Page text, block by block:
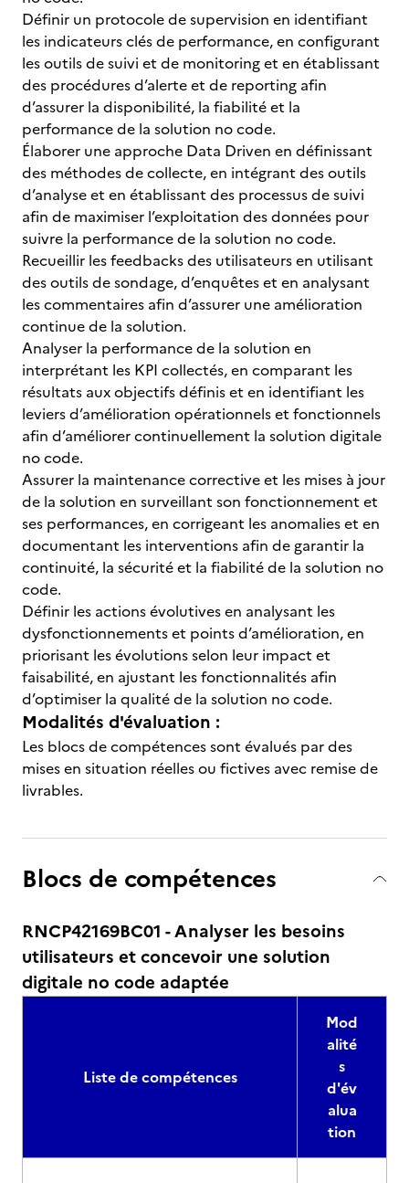
Définir un protocole de supervision en identifiant
les indicateurs clés de performance, en configurant
les outils de suivi et de monitoring et en établissant
des procédures d’alerte et de reporting afin
d’assurer la disponibilité, la fiabilité et la
performance de la solution no code.
Élaborer une approche Data Driven en définissant
des méthodes de collecte, en intégrant des outils
d’analyse et en établissant des processus de suivi
afin de maximiser l’exploitation des données pour
suivre la performance de la solution no code.
Recueillir les feedbacks des utilisateurs en utilisant
des outils de sondage, d’enquêtes et en analysant
les commentaires afin d’assurer une amélioration
continue de la solution.
Analyser la performance de la solution en
interprétant les KPI collectés, en comparant les
résultats aux objectifs définis et en identifiant les
leviers d’amélioration opérationnels et fonctionnels
afin d’améliorer continuellement la solution digitale
no code.
Assurer la maintenance corrective et les mises à jour
de la solution en surveillant son fonctionnement et
ses performances, en corrigeant les anomalies et en
documentant les interventions afin de garantir la
continuité, la sécurité et la fiabilité de la solution no
code.
Définir les actions évolutives en analysant les
dysfonctionnements et points d’amélioration, en
priorisant les évolutions selon leur impact et
faisabilité, en ajustant les fonctionnalités afin
d’optimiser la qualité de la solution no code.
Modalités d'évaluation :
Les blocs de compétences sont évalués par des
mises en situation réelles ou fictives avec remise de
livrables.
Blocs de compétences
RNCP42169BC01 - Analyser les besoins
utilisateurs et concevoir une solution
digitale no code adaptée
Liste de compétences
Mod
alité
s
d'év
alua
tion